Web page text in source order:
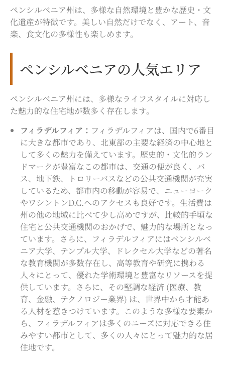
ペンシルベニア州は、多様な自然環境と豊かな歴史・文
化遺産が特徴です。美しい自然だけでなく、アート、音
楽、食文化の多様性も楽しめます。
ペンシルべニアの人気エリア
ペンシルベニア州には、多様なライフスタイルに対応し
た魅力的な住宅地が数多く存在します。
フィラデルフィア： フィラデルフィアは、国内で6番目
に大きな都市であり、北東部の主要な経済の中心地と
して多くの魅力を備えています。歴史的・文化的ラン
ドマークが豊富なこの都市は、交通の便が良く、バ
ス、地下鉄、トロリーバスなどの公共交通機関が充実
しているため、都市内の移動が容易で、ニューヨーク
やワシントンD.C.へのアクセスも良好です。生活費は
州の他の地域に比べて少し高めですが、比較的手頃な
住宅と公共交通機関のおかげで、魅力的な場所となっ
ています。 さらに、フィラデルフィアにはペンシルベ
ニア大学、テンプル大学、ドレクセル大学などの著名
な教育機関が多数存在し、高等教育や研究に携わる
人々にとって、優れた学術環境と豊富なリソースを提
供しています。さらに、その堅調な経済 (医療、教
育、金融、テクノロジー業界) は、世界中から才能あ
る人材を惹きつけています。このような多様な要素か
ら、フィラデルフィアは多くのニーズに対応できる住
みやすい都市として、多くの人々にとって魅力的な居
住地です。